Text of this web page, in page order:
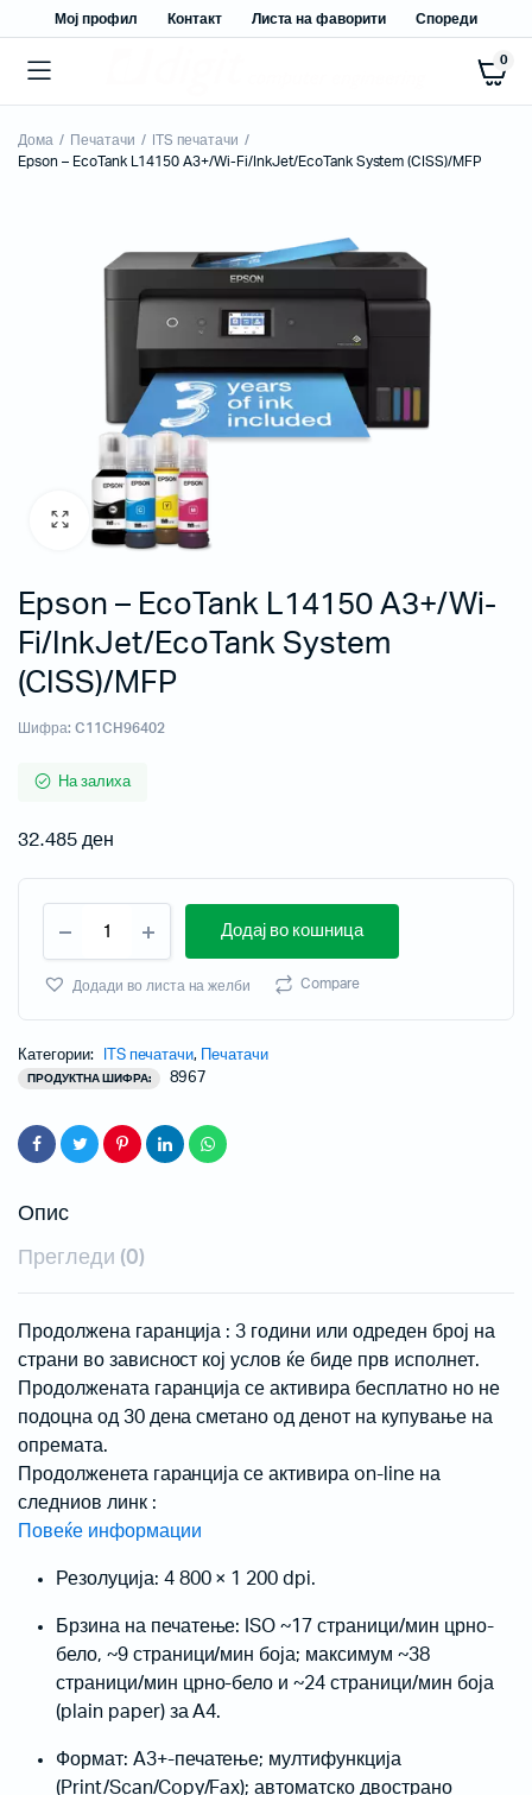
Мој профил Контакт Листа на фаворити Спореди
0
Дома Печатачи
ITS печатачи
Epson – EcoTank L14150 A3+/Wi-Fi/InkJet/EcoTank System (CISS)/MFP
Epson – EcoTank L14150 A3+/Wi-
Fi/InkJet/EcoTank System
(CISS)/MFP
Шифра: C11CH96402
На залиха
32.485ден
Додај во кошница
Додади во листа на желби Compare
Категории: ITS печатачи, Печатачи
ПРОДУКТНА ШИФРА: 8967
Опис
Прегледи (0)
Продолжена гаранција : 3 години или одреден број на
страни во зависност кој услов ќе биде прв исполнет.
Продолжената гаранција се активира бесплатно но не
подоцна од 30 дена сметано од денот на купување на
опремата.
Продолженета гаранција се активира on-line на
следниов линк :
Повеќе информации
Резолуција: 4 800 × 1 200 dpi.
Брзина на печатење: ISO ~17 страници/мин црно-
бело, ~9 страници/мин боја; максимум ~38
страници/мин црно-бело и ~24 страници/мин боја
(plain paper) за A4.
Формат: A3+-печатење; мултифункција
(Print/Scan/Copy/Fax); автоматско двострано